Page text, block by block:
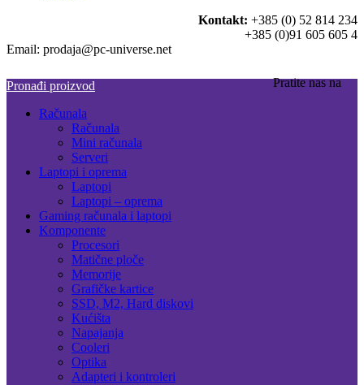
Kontakt: +385 (0) 52 814 234
+385 (0)91 605 605 4
Email: prodaja@pc-universe.net
Pratite nas na
Pronađi proizvod
Računala
Računala
Mini računala
Serveri
Laptopi i oprema
Laptopi
Laptopi – oprema
Gaming računala i laptopi
Komponente
Procesori
Matične ploče
Memorije
Grafičke kartice
SSD, M2, Hard diskovi
Kućišta
Napajanja
Cooleri
Optika
Adapteri i kontroleri